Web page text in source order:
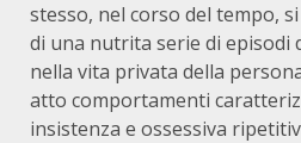
stesso, nel corso del tempo,
di una nutrita serie di episodi
nella vita privata della
atto comportamenti
insistenza e ossessiva